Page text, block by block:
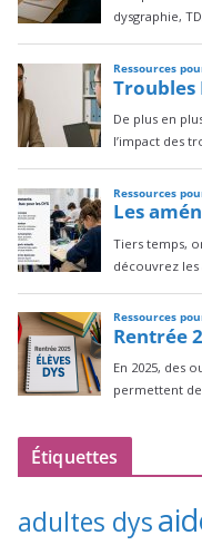
Étiquettes
adultes dys